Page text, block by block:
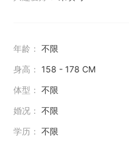
年龄： 不限
身高：
158 - 178 CM
体型： 不限
婚况： 不限
学历： 不限